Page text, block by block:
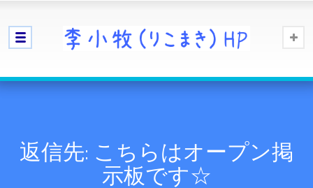
返信先: こちらはオープン掲
示板です☆